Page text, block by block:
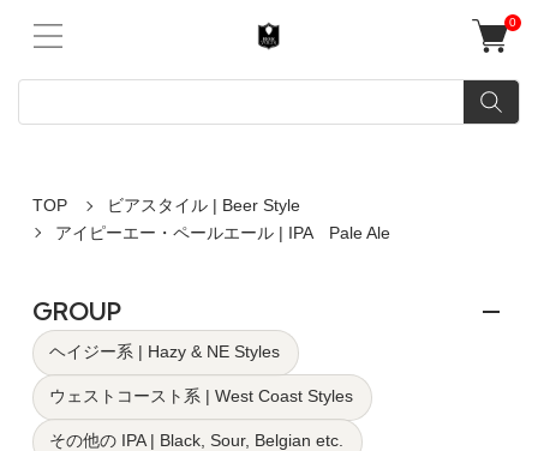
0
TOP
ビアスタイル | Beer Style
アイピーエー・ペールエール | IPA Pale Ale
GROUP
ヘイジー系 | Hazy & NE Styles
ウェストコースト系 | West Coast Styles
その他の IPA | Black, Sour, Belgian etc.